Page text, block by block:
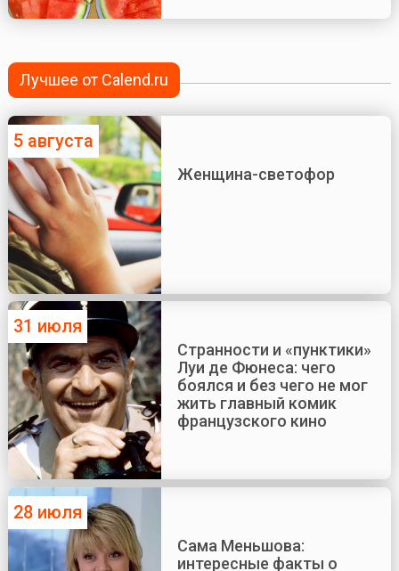
Лучшее от Calend.ru
5 августа
Женщина-светофор
31 июля
Странности и «пунктики»
Луи де Фюнеса: чего
боялся и без чего не мог
жить главный комик
французского кино
28 июля
Сама Меньшова:
интересные факты о